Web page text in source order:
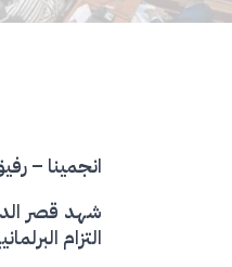
انجمينا –
شهد قصر
التزام